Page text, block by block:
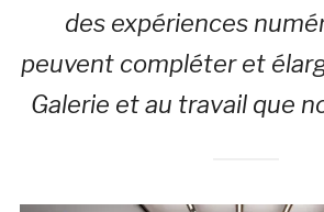
des expériences
peuvent compléter et
Galerie et au travail que